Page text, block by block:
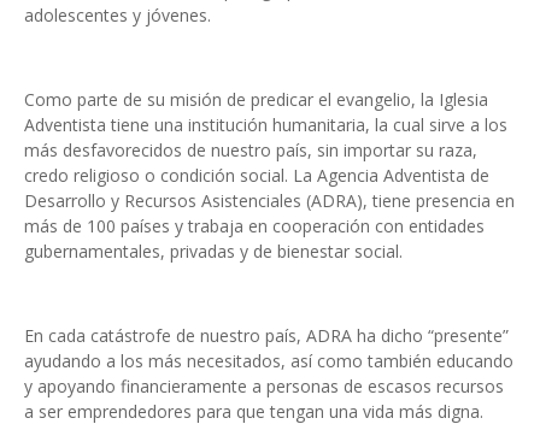
adolescentes y jóvenes.
Como parte de su misión de predicar el evangelio, la Iglesia
Adventista tiene una institución humanitaria, la cual sirve a los
más desfavorecidos de nuestro país, sin importar su raza,
credo religioso o condición social. La Agencia Adventista de
Desarrollo y Recursos Asistenciales (ADRA), tiene presencia en
más de 100 países y trabaja en cooperación con entidades
gubernamentales, privadas y de bienestar social.
En cada catástrofe de nuestro país, ADRA ha dicho “presente”
ayudando a los más necesitados, así como también educando
y apoyando financieramente a personas de escasos recursos
a ser emprendedores para que tengan una vida más digna.